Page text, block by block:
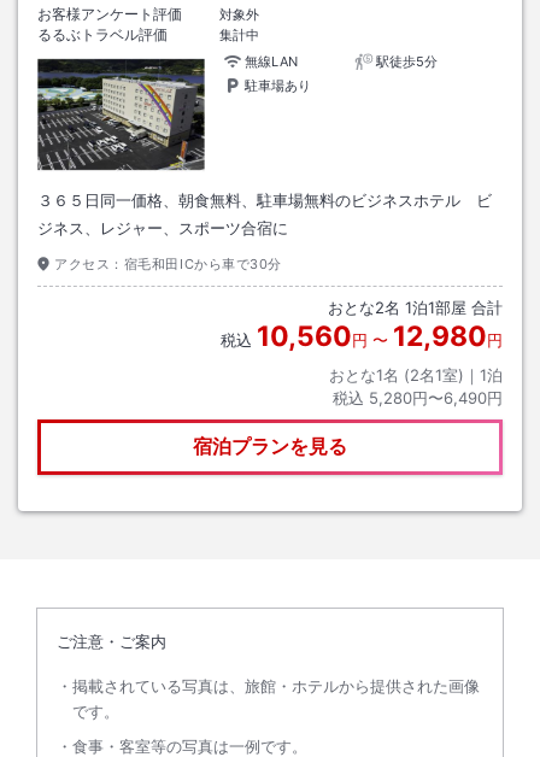
お客様アンケート評価 対象外
るるぶトラベル評価
集計中
無線LAN
駅徒歩5分
駐車場あり
３６５日同一価格、朝食無料、駐車場無料のビジネスホテル ビ
ジネス、レジャー、スポーツ合宿に
アクセス： 宿毛和田ICから車で30分
おとな2名 1泊1部屋 合計
税込 10,560円 〜 12,980円
おとな1名 (2名1室)｜ 1泊
税込 5,280円〜6,490円
宿泊プランを見る
ご注意・ご案内
掲載されている写真は、旅館・ホテルから提供された画像
です。
食事・客室等の写真は一例です。